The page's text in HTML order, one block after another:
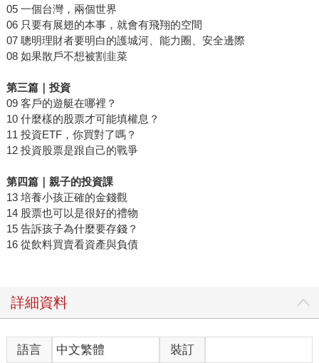
05 一個台灣，兩個世界
06 只要有展翅的本事，就會有飛翔的空間
07 聰明理財者要明白的護城河、能力圈、安全邊際
08 如果散戶不想被割韭菜
第三篇｜投資
09 客戶的遊艇在哪裡？
10 什麼樣的股票才可能填權息？
11 投資ETF，你買對了嗎？
12 投資股票是跟自己的戰爭
第四篇｜親子的投資課
13 培養小孩正確的金錢觀
14 股票也可以是很好的禮物
15 告訴孩子為什麼要存錢？
16 從飲料買賣看資產與負債
詳細資料
語言 中文繁體
裝訂